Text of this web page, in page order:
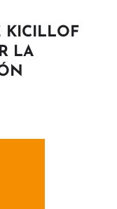
KICILLOF
LA